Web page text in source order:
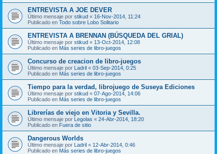
ENTREVISTA A JOE DEVER
Último mensaje por stikud « 16-Nov-2014, 11:24
Publicado en Todo sobre Lobo Solitario
ENTREVISTA A BRENNAN (BÚSQUEDA DEL GRIAL)
Último mensaje por stikud « 13-Oct-2014, 12:08
Publicado en Más series de libro-juegos
Concurso de creacion de libro-juegos
Último mensaje por Ladril « 03-Sep-2014, 0:25
Publicado en Más series de libro-juegos
Tiempo para la verdad, librojuego de Suseya Ediciones
Último mensaje por stikud « 07-Ago-2014, 14:06
Publicado en Más series de libro-juegos
Librerías de viejo en Vitoria y Sevilla.
Último mensaje por Legolas « 24-Abr-2014, 18:20
Publicado en Fuera de sitio
Dangerous Worlds
Último mensaje por Ladril « 12-Abr-2014, 0:46
Publicado en Más series de libro-juegos